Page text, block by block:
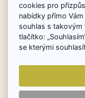
Odstoupit od smlouvy
Poradna chovu králíků
Dárkové poukazy
Reklamace
cookies pro
nabídky přímo
souhlas s takovým
tlačítko:
se kterými